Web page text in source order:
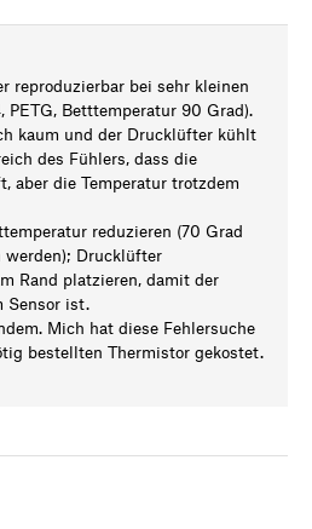
reproduzierbar bei sehr kleinen
PETG, Betttemperatur 90 Grad).
kaum und der Drucklüfter kühlt
des Fühlers, dass die
aber die Temperatur trotzdem
reduzieren (70 Grad
werden); Drucklüfter
Rand platzieren, damit der
Sensor ist.
Mich hat diese Fehlersuche
bestellten Thermistor gekostet.